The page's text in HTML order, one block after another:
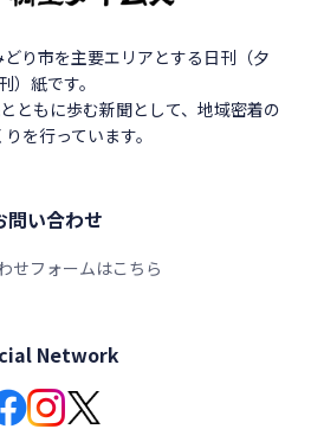
り市を主要エリアとする日刊（夕
刊）紙です。
ともに歩む新聞として、地域密着の
を行っています。
問い合わせ
せフォームはこちら
Network